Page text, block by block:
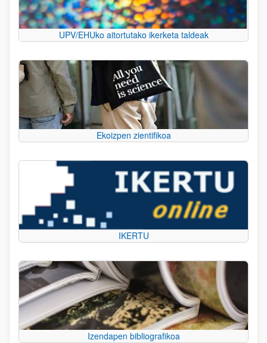
UPV/EHUko aitortutako ikerketa taldeak
Ekoizpen zientifikoa
IKERTU
Izendapen bibliografikoa